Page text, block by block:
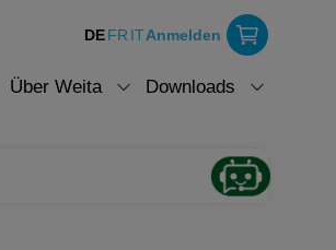
DEFR ITAnmelden
Über Weita Downloads